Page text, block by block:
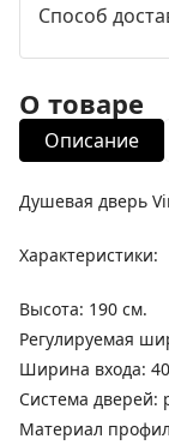
Способ
О товаре
Описание
Душевая дверь
Характеристики:
Высота: 190 см.
Регулируемая
Ширина входа:
Система дверей:
Материал